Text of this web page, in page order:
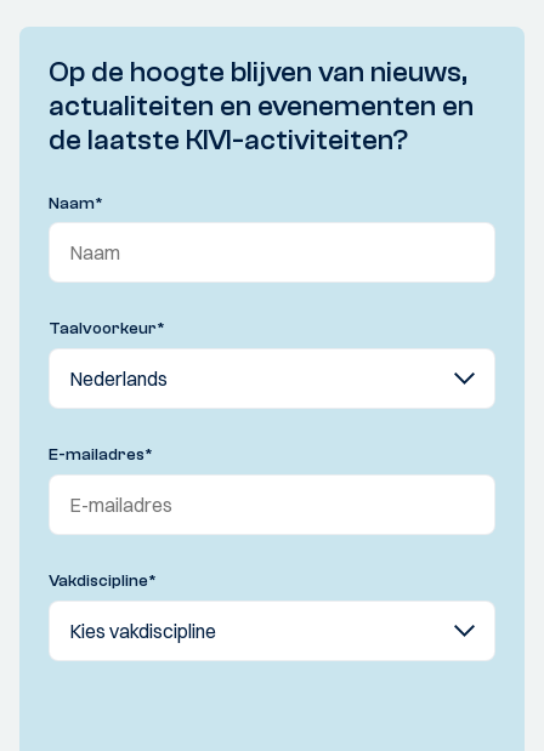
Op de hoogte blijven van nieuws,
actualiteiten en evenementen en
de laatste KIVI-activiteiten?
Naam*
Taalvoorkeur*
E-mailadres*
Vakdiscipline*